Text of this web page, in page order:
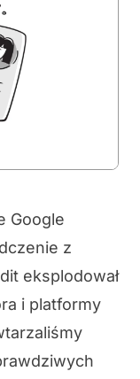
Google
z
eksplodował
i platformy